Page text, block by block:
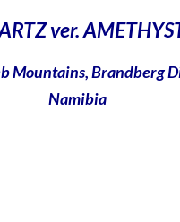
ver.
Mountains, Brandberg
Namibia